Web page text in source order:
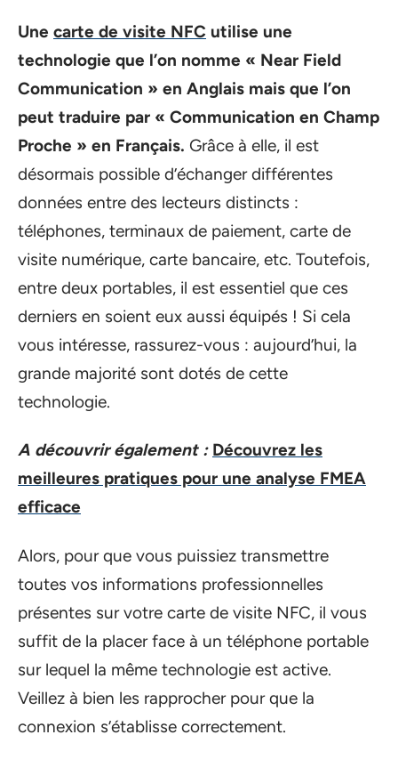
Une carte de visite NFC utilise une
technologie que l’on nomme « Near Field
Communication » en Anglais mais que l’on
peut traduire par « Communication en Champ
Proche » en Français. Grâce à elle, il est
désormais possible d’échanger différentes
données entre des lecteurs distincts :
téléphones, terminaux de paiement, carte de
visite numérique, carte bancaire, etc. Toutefois,
entre deux portables, il est essentiel que ces
derniers en soient eux aussi équipés ! Si cela
vous intéresse, rassurez-vous : aujourd’hui, la
grande majorité sont dotés de cette
technologie.
A découvrir également : Découvrez les
meilleures pratiques pour une analyse FMEA
efficace
Alors, pour que vous puissiez transmettre
toutes vos informations professionnelles
présentes sur votre carte de visite NFC, il vous
suffit de la placer face à un téléphone portable
sur lequel la même technologie est active.
Veillez à bien les rapprocher pour que la
connexion s’établisse correctement.